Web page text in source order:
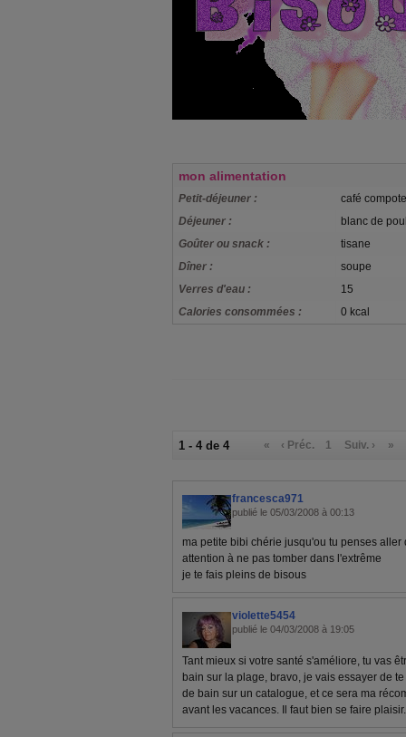
mon alimentation
Petit-déjeuner :
café
Déjeuner :
blanc de
Goûter ou snack :
tisane
Dîner :
soupe
Verres d'eau :
15
Calories consommées :
0 kcal
1 - 4 de 4 « ‹ Préc. 1 Suiv. › »
francesca971
publié le 05/03/2008 à 00:13
ma petite bibi chérie jusqu'ou tu penses aller
attention à ne pas tomber dans l'extrême
je te fais pleins de bisous
violette5454
publié le 04/03/2008 à 19:05
Tant mieux si votre santé s'améliore, tu vas
bain sur la plage, bravo, je vais essayer de
de bain sur un catalogue, et ce sera ma
avant les vacances. Il faut bien se faire